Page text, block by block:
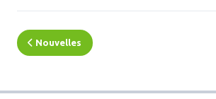
Nouvelles